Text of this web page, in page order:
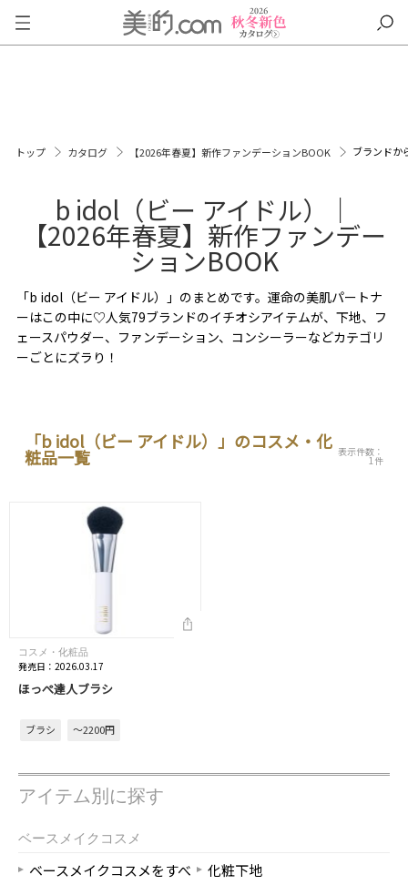
トップ カタログ 【2026年春夏】新作ファンデーションBOOK ブランドか
b idol（ビー アイドル）｜
【2026年春夏】新作ファンデー
ションBOOK
「b idol（ビー アイドル）」のまとめです。運命の美肌パートナ
ーはこの中に♡人気79ブランドのイチオシアイテムが、下地、フ
ェースパウダー、ファンデーション、コンシーラーなどカテゴリ
ーごとにズラり！
「b idol（ビー アイドル）」のコスメ・化
粧品一覧 表示件数：
1件
コスメ・化粧品
発売日：2026.03.17
ほっぺ達人ブラシ
ブラシ ～2200円
アイテム別に探す
ベースメイクコスメ
ベースメイクコスメをすべ
化粧下地